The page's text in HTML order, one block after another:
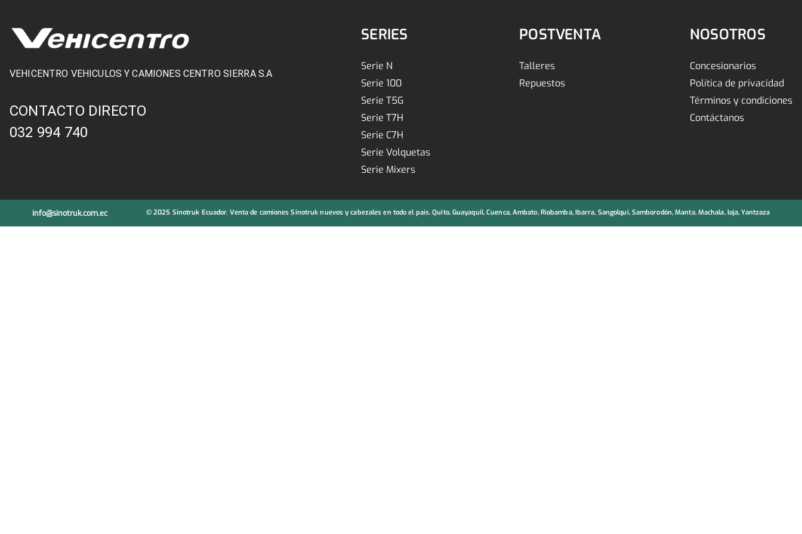
VEHICENTRO VEHICULOS Y CAMIONES CENTRO SIERRA S.A
CONTACTO DIRECTO
032 994 740
SERIES
Serie N
Serie 100
Serie T5G
Serie T7H
Serie C7H
Serie Volquetas
Serie Mixers
POSTVENTA
Talleres
Repuestos
NOSOTROS
Concesionarios
Política de privacidad
Términos y condiciones
Contáctanos
info@sinotruk.com.ec © 2025 Sinotruk Ecuador. Venta de camiones Sinotruk nuevos y cabezales en todo el país. Quito, Guayaquil, Cuenca, Ambato, Riobamba, Ibarra, Sangolqui, Samborodón, Manta, Machala, loja, Yantzaza